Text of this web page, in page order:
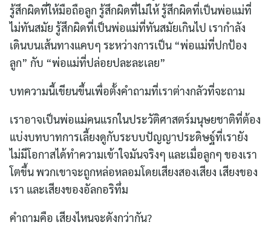
รู้สึกผิดที่ให้มือถือลูก รู้สึกผิดที่ไม่ให้ รู้สึกผิดที่เป็นพ่อแม่ที่
ไม่ทันสมัย รู้สึกผิดที่เป็นพ่อแม่ที่ทันสมัยเกินไป เรากำลัง
เดินบนเส้นทางแคบๆ ระหว่างการเป็น “พ่อแม่ที่ปกป้อง
ลูก” กับ “พ่อแม่ที่ปล่อยปละละเลย”
บทความนี้เขียนขึ้นเพื่อตั้งคำถามที่เราต่างกลัวที่จะถาม
เราอาจเป็นพ่อแม่คนแรกในประวัติศาสตร์มนุษยชาติที่ต้อง
แบ่งบทบาทการเลี้ยงดูกับระบบปัญญาประดิษฐ์ที่เรายัง
ไม่มีโอกาสได้ทำความเข้าใจมันจริงๆ และเมื่อลูกๆ ของเรา
โตขึ้น พวกเขาจะถูกหล่อหลอมโดยเสียงสองเสียง เสียงของ
เรา และเสียงของอัลกอริทึ่ม
คำถามคือ เสียงไหนจะดังกว่ากัน?